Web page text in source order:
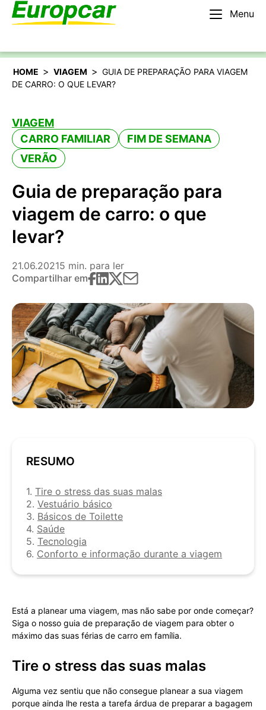
Menu
Português
HOME > VIAGEM > GUIA DE PREPARAÇÃO PARA VIAGEM
DE CARRO: O QUE LEVAR?
VIAGEM
CARRO FAMILIAR
FIM DE SEMANA
VERÃO
Guia de preparação para
viagem de carro: o que
levar?
21.06.20215 min. para ler
Compartilhar em
RESUMO
1. Tire o stress das suas malas
2. Vestuário básico
3. Básicos de Toilette
4. Saúde
5. Tecnologia
6. Conforto e informação durante a viagem
Está a planear uma viagem, mas não sabe por onde começar?
Siga o nosso guia de preparação de viagem para obter o
máximo das suas férias de carro em família.
Tire o stress das suas malas
Alguma vez sentiu que não consegue planear a sua viagem
porque ainda lhe resta a tarefa árdua de preparar a bagagem